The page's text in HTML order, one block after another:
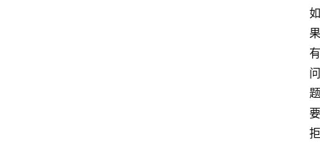
如
果
有
问
题
要
拒